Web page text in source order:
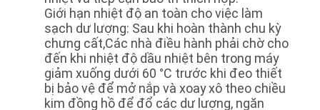
Giới hạn nhiệt độ an toàn cho việc làm
sạch dư lượng: Sau khi hoàn thành chu kỳ
chưng cất,Các nhà điều hành phải chờ cho
đến khi nhiệt độ dầu nhiệt bên trong máy
giảm xuống dưới 60 °C trước khi đeo thiết
bị bảo vệ để mở nắp và xoay xô theo chiều
kim đồng hồ để đổ các dư lượng, ngăn